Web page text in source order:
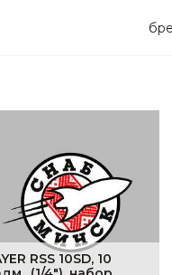
RSS 10SD, 10